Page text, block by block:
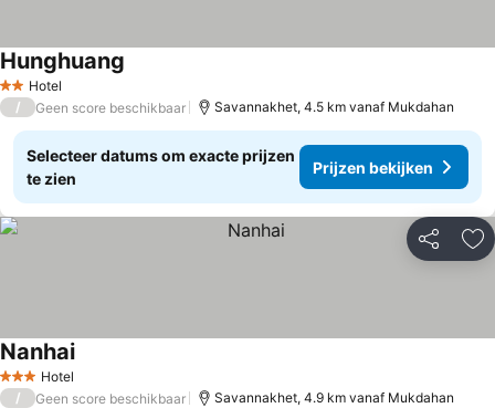
2 Sterren
Hotel
Hunghuang
/ Geen score beschikbaar Savannakhet, 4.5 km vanaf Mukdahan
Selecteer datums om exacte prijzen
te zien
Prijzen bekijken
Delen
3 SterrenHotel
Nanhai
/ Geen score beschikbaar Savannakhet, 4.9 km vanaf Mukdahan